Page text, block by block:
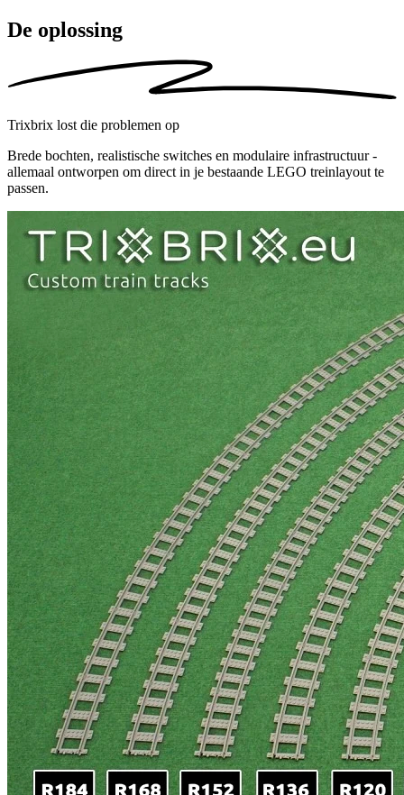
De oplossing
Trixbrix lost die problemen op
Brede bochten, realistische switches en modulaire infrastructuur -
allemaal ontworpen om direct in je bestaande LEGO treinlayout te
passen.